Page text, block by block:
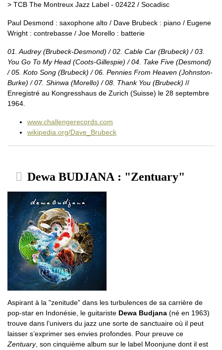
> TCB The Montreux Jazz Label - 02422 / Socadisc
Paul Desmond : saxophone alto / Dave Brubeck : piano / Eugene
Wright : contrebasse / Joe Morello : batterie
01. Audrey (Brubeck-Desmond) / 02. Cable Car (Brubeck) / 03.
You Go To My Head (Coots-Gillespie) / 04. Take Five (Desmond)
/ 05. Koto Song (Brubeck) / 06. Pennies From Heaven (Johnston-
Burke) / 07. Shinwa (Morello) / 08. Thank You (Brubeck) //
Enregistré au Kongresshaus de Zurich (Suisse) le 28 septembre
1964.
www.challengerecords.com
wikipedia.org/Dave_Brubeck
Dewa BUDJANA : "Zentuary"
Aspirant à la "zenitude" dans les turbulences de sa carrière de
pop-star en Indonésie, le guitariste Dewa Budjana (né en 1963)
trouve dans l’univers du jazz une sorte de sanctuaire où il peut
laisser s’exprimer ses envies profondes. Pour preuve ce
Zentuary, son cinquième album sur le label Moonjune dont il est